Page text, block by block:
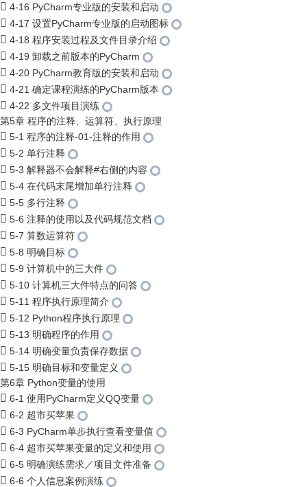
4-16 PyCharm专业版的安装和启动
4-17 设置PyCharm专业版的启动图标
4-18 程序安装过程及文件目录介绍
4-19 卸载之前版本的PyCharm
4-20 PyCharm教育版的安装和启动
4-21 确定课程演练的PyCharm版本
4-22 多文件项目演练
第5章 程序的注释、运算符、执行原理
5-1 程序的注释-01-注释的作用
5-2 单行注释
5-3 解释器不会解释#右侧的内容
5-4 在代码末尾增加单行注释
5-5 多行注释
5-6 注释的使用以及代码规范文档
5-7 算数运算符
5-8 明确目标
5-9 计算机中的三大件
5-10 计算机三大件特点的问答
5-11 程序执行原理简介
5-12 Python程序执行原理
5-13 明确程序的作用
5-14 明确变量负责保存数据
5-15 明确目标和变量定义
第6章 Python变量的使用
6-1 使用PyCharm定义QQ变量
6-2 超市买苹果
6-3 PyCharm单步执行查看变量值
6-4 超市买苹果变量的定义和使用
6-5 明确演练需求／项目文件准备
6-6 个人信息案例演练